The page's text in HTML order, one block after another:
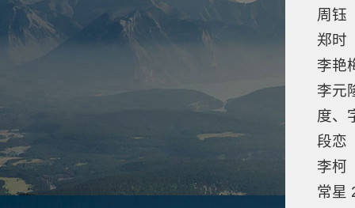
周钰
郑时
李艳
李元
度、
段恋
李柯
常星